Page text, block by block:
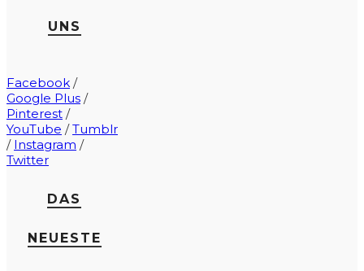
UNS
Facebook /
Google Plus /
Pinterest /
YouTube /Tumblr
/ Instagram /
Twitter
DAS
NEUESTE